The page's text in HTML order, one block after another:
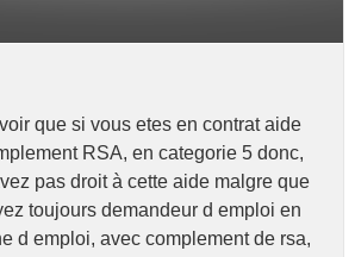
que si vous etes en contrat aide
RSA, en categorie 5 donc,
pas droit à cette aide malgre que
toujours demandeur d emploi en
d emploi, avec complement de rsa,